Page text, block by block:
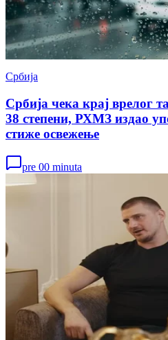
Србија
Србија чека крај врелог
38 степени, РХМЗ издао
стиже освежење
pre 00 minuta